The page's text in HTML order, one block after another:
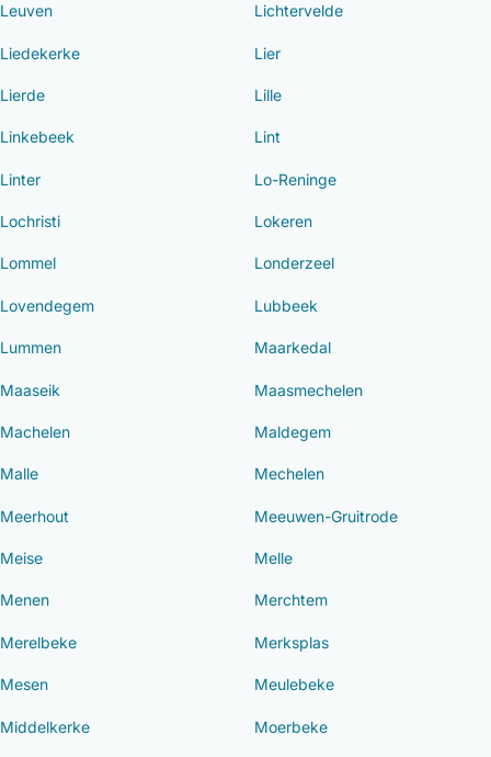
Leuven Lichtervelde
Liedekerke Lier
Lierde Lille
Linkebeek Lint
Linter Lo-Reninge
Lochristi Lokeren
Lommel Londerzeel
Lovendegem Lubbeek
Lummen Maarkedal
Maaseik Maasmechelen
Machelen Maldegem
Malle Mechelen
Meerhout Meeuwen-Gruitrode
Meise Melle
Menen Merchtem
Merelbeke Merksplas
Mesen Meulebeke
Middelkerke Moerbeke